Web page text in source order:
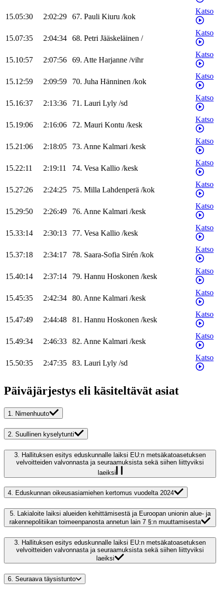
15.05:30 2:02:29 67. Pauli Kiuru /kok
Katso
15.07:35 2:04:34 68. Petri Jääskeläinen /
Katso
15.10:57 2:07:56 69. Atte Harjanne /vihr
Katso
15.12:59 2:09:59 70. Juha Hänninen /kok
Katso
15.16:37 2:13:36 71. Lauri Lyly /sd
Katso
15.19:06 2:16:06 72. Mauri Kontu /kesk
Katso
15.21:06 2:18:05 73. Anne Kalmari /kesk
Katso
15.22:11 2:19:11 74. Vesa Kallio /kesk
Katso
15.27:26 2:24:25 75. Milla Lahdenperä /kok
Katso
15.29:50 2:26:49 76. Anne Kalmari /kesk
Katso
15.33:14 2:30:13 77. Vesa Kallio /kesk
Katso
15.37:18 2:34:17 78. Saara-Sofia Sirén /kok
Katso
15.40:14 2:37:14 79. Hannu Hoskonen /kesk
Katso
15.45:35 2:42:34 80. Anne Kalmari /kesk
Katso
15.47:49 2:44:48 81. Hannu Hoskonen /kesk
Katso
15.49:34 2:46:33 82. Anne Kalmari /kesk
Katso
15.50:35 2:47:35 83. Lauri Lyly /sd
Katso
Päiväjärjestys eli käsiteltävät asiat
1. Nimenhuuto
2. Suullinen kyselytunti
3. Hallituksen esitys eduskunnalle laiksi EU:n metsäkatoasetuksen
velvoitteiden valvonnasta ja seuraamuksista sekä siihen liittyviksi
laeiksi
4. Eduskunnan oikeusasiamiehen kertomus vuodelta 2024
5. Lakialoite laiksi alueiden kehittämisestä ja Euroopan unionin alue- ja
rakennepolitiikan toimeenpanosta annetun lain 7 §:n muuttamisesta
3.
Hallituksen esitys eduskunnalle laiksi EU:n metsäkatoasetuksen
velvoitteiden valvonnasta ja seuraamuksista sekä siihen liittyviksi
laeiksi
6. Seuraava täysistunto